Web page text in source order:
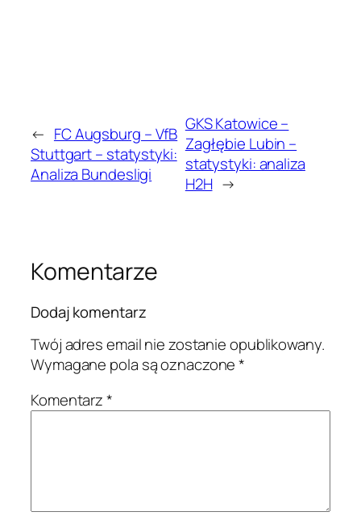
← FC Augsburg – VfB
Stuttgart – statystyki:
Analiza Bundesligi
GKS Katowice –
Zagłębie Lubin –
statystyki: analiza
H2H →
Komentarze
Dodaj komentarz
Twój adres email nie zostanie opublikowany.
Wymagane pola są oznaczone*
Komentarz*